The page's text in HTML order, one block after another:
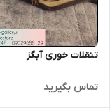
تنقلات خوری آبگز
تماس بگیرید